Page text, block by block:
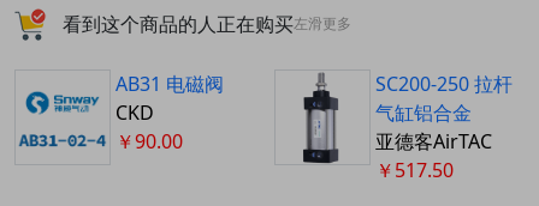
看到这个商品的人正在购买左滑更多
AB31 电磁阀
CKD
￥90.00
SC200-250 拉杆
气缸铝合金
亚德客AirTAC
￥517.50